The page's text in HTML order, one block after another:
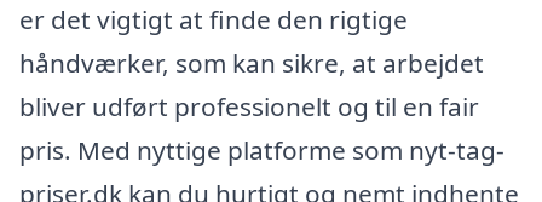
er det vigtigt at finde den rigtige
håndværker, som kan sikre, at arbejdet
bliver udført professionelt og til en fair
pris. Med nyttige platforme som nyt-tag-
priser.dk kan du hurtigt og nemt indhente